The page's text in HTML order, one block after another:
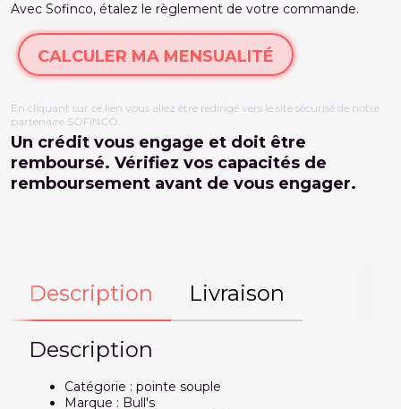
Avec Sofinco, étalez le règlement de votre commande.
CALCULER MA MENSUALITÉ
En cliquant sur ce lien vous allez être redirigé vers le site sécurisé de notre
partenaire SOFINCO.
Un crédit vous engage et doit être
remboursé. Vérifiez vos capacités de
remboursement avant de vous engager.
Description Livraison
Description
Catégorie : pointe souple
Marque : Bull's